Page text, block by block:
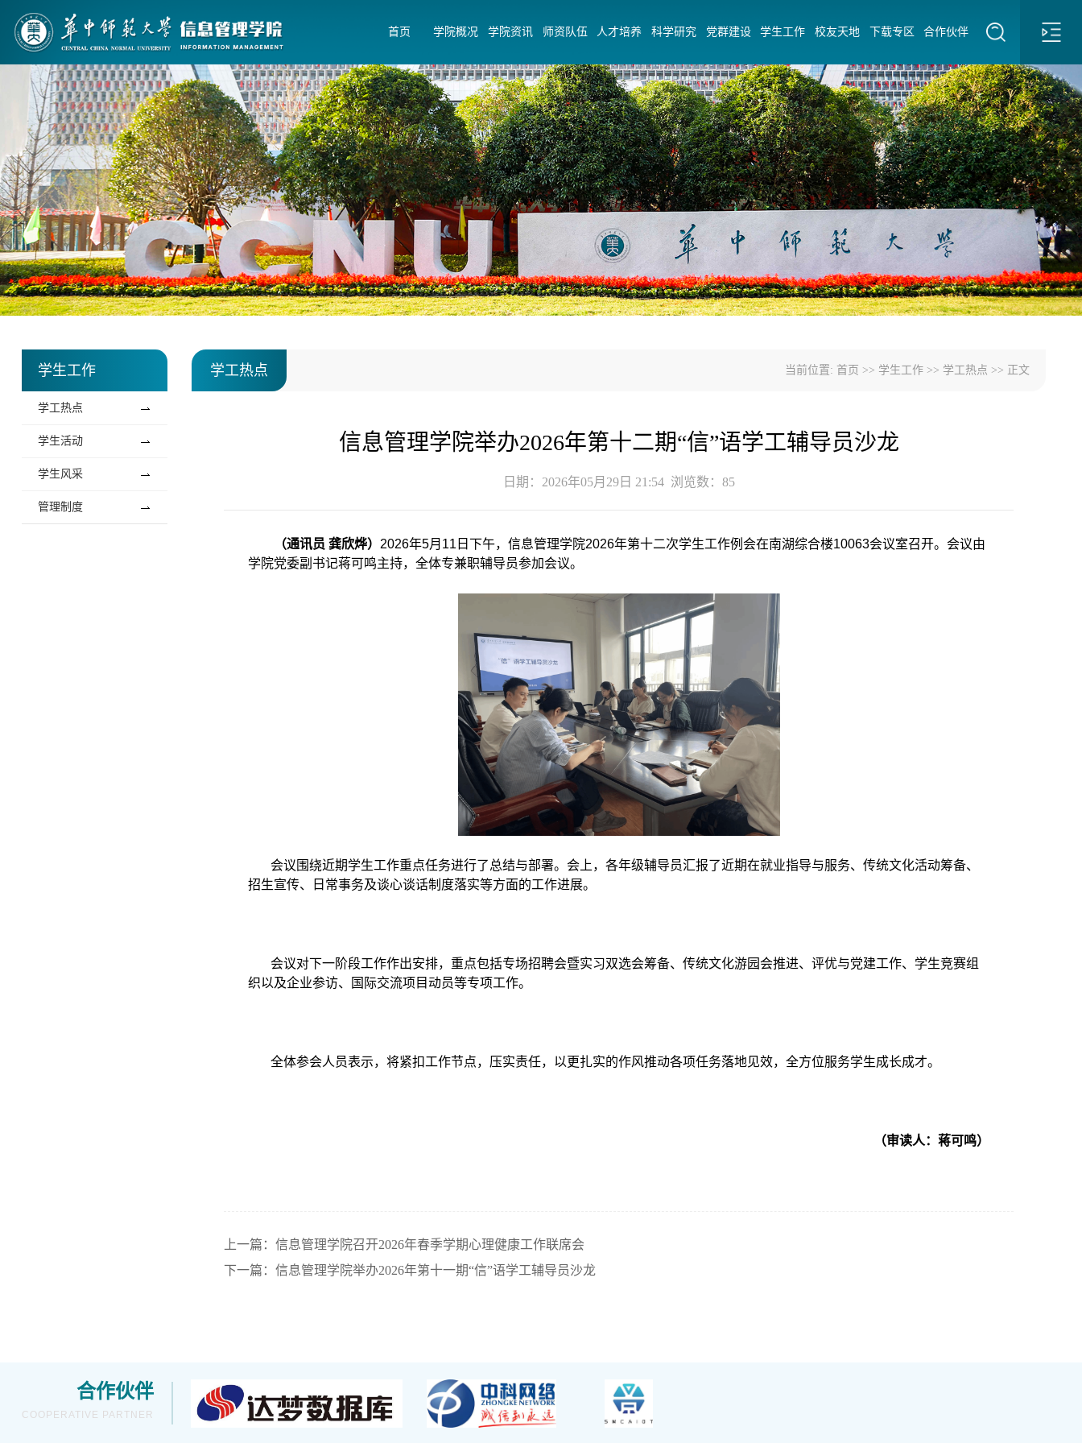
首页 学院概况 学院资讯 师资队伍 人才培养 科学研究 党群建设 学生工作 校友天地 下载专区 合作伙伴
学生工作
学工热点
学生活动
学生风采
管理制度
学工热点 当前位置: 首页 >> 学生工作 >> 学工热点 >> 正文
信息管理学院举办2026年第十二期“信”语学工辅导员沙龙
日期：2026年05月29日 21:54 浏览数： 85
（通讯员 龚欣烨） 2026年5月11日下午，信息管理学院2026年第十二次学生工作例会在南湖综合楼10063会议室召开。会议由
学院党委副书记蒋可鸣主持，全体专兼职辅导员参加会议。
会议围绕近期学生工作重点任务进行了总结与部署。会上，各年级辅导员汇报了近期在就业指导与服务、传统文化活动筹备、
招生宣传、日常事务及谈心谈话制度落实等方面的工作进展。
会议对下一阶段工作作出安排，重点包括专场招聘会暨实习双选会筹备、传统文化游园会推进、评优与党建工作、学生竞赛组
织以及企业参访、国际交流项目动员等专项工作。
全体参会人员表示，将紧扣工作节点，压实责任，以更扎实的作风推动各项任务落地见效，全方位服务学生成长成才。
（审读人：蒋可鸣）
上一篇：信息管理学院召开2026年春季学期心理健康工作联席会
下一篇：信息管理学院举办2026年第十一期“信”语学工辅导员沙龙
合作伙伴
COOPERATIVE PARTNER